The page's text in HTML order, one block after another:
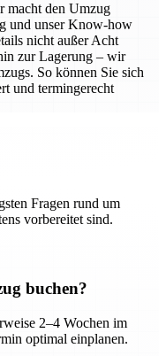
macht den Umzug
und unser Know-how
nicht außer Acht
zur Lagerung – wir
So können Sie sich
und termingerecht
Fragen rund um
vorbereitet sind.
buchen?
2–4 Wochen im
optimal einplanen.